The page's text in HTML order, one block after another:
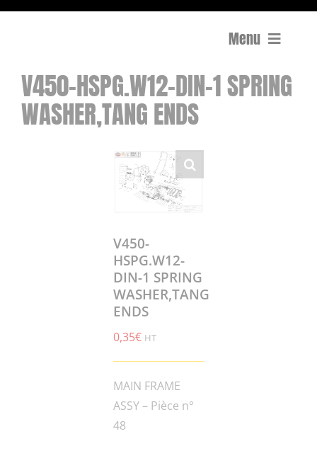
Menu
Compactage
Équipements de chantier
Surfaçage et rectification des sols
V450-HSPG.W12-DIN-1 SPRING
WASHER,TANG ENDS
V450-
HSPG.W12-
DIN-1 SPRING
WASHER,TANG
ENDS
0,35€ HT
MAIN FRAME
ASSY – Pièce n°
48